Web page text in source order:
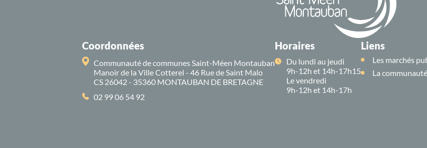
Coordonnées
Communauté de communes Saint-Méen Montauban
Manoir de la Ville Cotterel - 46 Rue de Saint Malo
CS 26042 - 35360 MONTAUBAN DE BRETAGNE
02 99 06 54 92
Horaires
Du lundi au jeudi
9h-12h et 14h-17h15
Le vendredi
9h-12h et 14h-17h
Liens
Les marchés
La